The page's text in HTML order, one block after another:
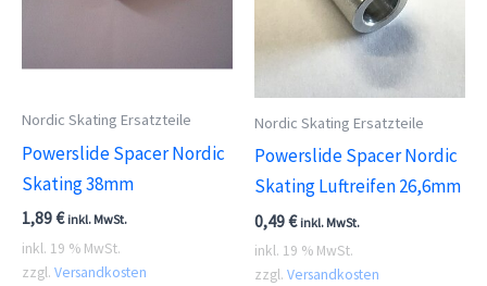
Nordic Skating Ersatzteile
Powerslide Spacer Nordic
Skating 38mm
1,89€ inkl. MwSt.
inkl. 19 % MwSt.
zzgl. Versandkosten
Nordic Skating Ersatzteile
Powerslide Spacer Nordic
Skating Luftreifen 26,6mm
0,49€ inkl. MwSt.
inkl. 19 % MwSt.
zzgl. Versandkosten